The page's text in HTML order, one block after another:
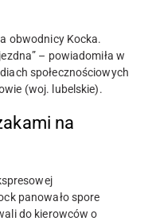
obwodnicy Kocka.
– powiadomiła w
społecznościowych
(woj. lubelskie).
na
panowało spore
do kierowców o